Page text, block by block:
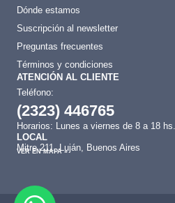
Dónde estamos
Suscripción al newsletter
Preguntas frecuentes
Términos y condiciones
ATENCIÓN AL CLIENTE
Teléfono:
(2323) 446765
Horarios: Lunes a viernes de 8 a 18
LOCAL
Mitre 211, Luján, Buenos Aires
VER EN MAPA »